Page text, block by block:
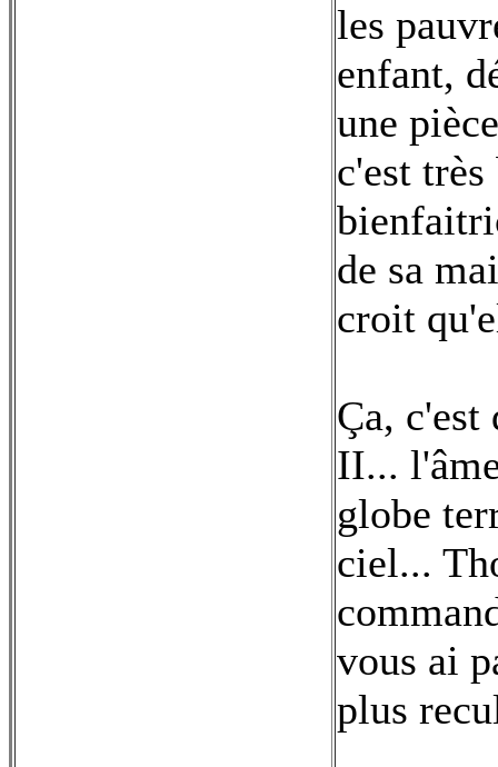
les
enfant,
une
c'est
de sa
croit
Ça, c'est
II...
globe
ciel...
vous ai
plus